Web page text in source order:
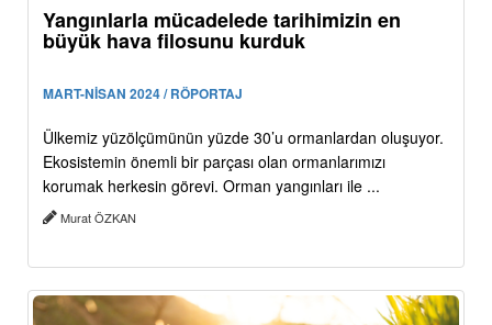
Yangınlarla mücadelede tarihimizin en
büyük hava filosunu kurduk
MART-NİSAN 2024 / RÖPORTAJ
Ülkemiz yüzölçümünün yüzde 30’u ormanlardan oluşuyor.
Ekosistemin önemli bir parçası olan ormanlarımızı
korumak herkesin görevi. Orman yangınları ile ...
Murat ÖZKAN